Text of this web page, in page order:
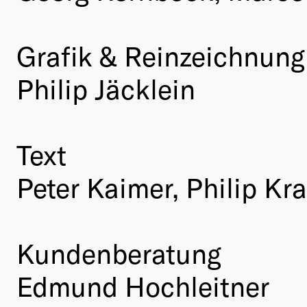
Grafik & Reinzeichnung
Philip Jäcklein
Text
Peter Kaimer, Philip
Kundenberatung
Edmund Hochleitner